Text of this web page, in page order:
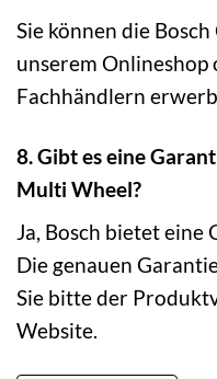
Sie können die
unserem Onlineshop
Fachhändlern
8. Gibt es eine
Multi Wheel?
Ja, Bosch bietet eine
Die genauen
Sie bitte der
Website.